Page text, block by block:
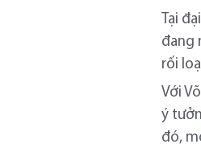
Tại
đang
rối
Với
ý
đó,